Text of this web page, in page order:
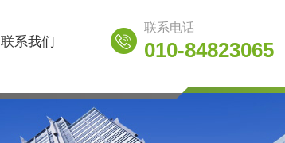
联系我们
联系电话
010-84823065